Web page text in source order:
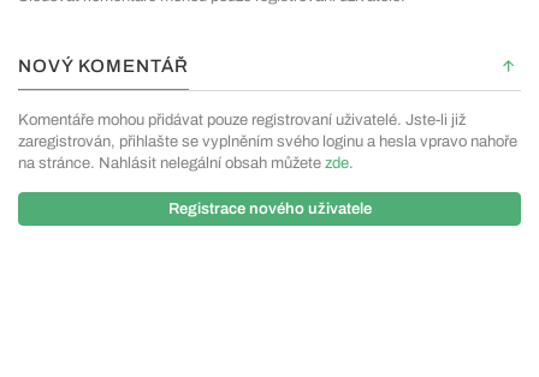
NOVÝ KOMENTÁŘ
Komentáře mohou přidávat pouze registrovaní uživatelé. Jste-li již
zaregistrován, přihlašte se vyplněním svého loginu a hesla vpravo nahoře
na stránce. Nahlásit nelegální obsah můžete zde.
Registrace nového uživatele